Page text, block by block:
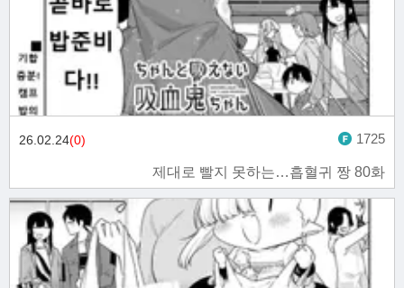
제대로 빨지 못하는…흡혈귀 짱 80화
26.02.24(0) 1725